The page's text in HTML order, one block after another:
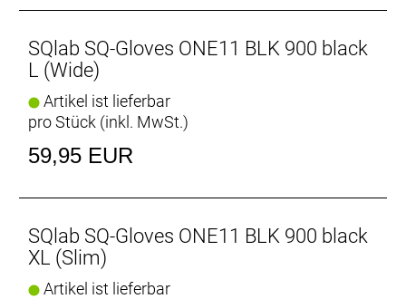
SQlab SQ-Gloves ONE11 BLK 900 black
L (Wide)
Artikel ist lieferbar
pro Stück (inkl. MwSt.)
59,95 EUR
SQlab SQ-Gloves ONE11 BLK 900 black
XL (Slim)
Artikel ist lieferbar